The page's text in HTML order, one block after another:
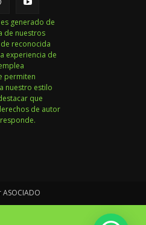
generado de
de nuestros
reconocida
experiencia de
permiten
nuestro estilo
que
de autor